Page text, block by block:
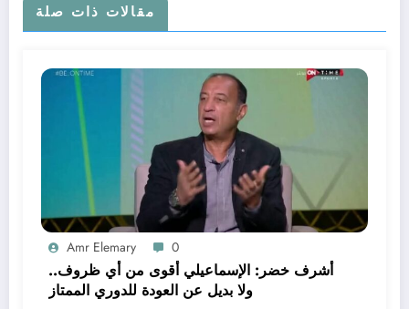
مقالات ذات صلة
Amr Elemary 0
أشرف خضر: الإسماعيلي أقوى من أي ظروف..
ولا بديل عن العودة للدوري الممتاز